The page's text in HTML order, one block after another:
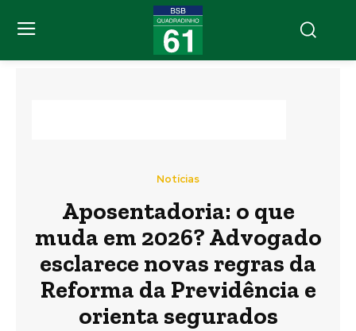
Notícias
Aposentadoria: o que
muda em 2026? Advogado
esclarece novas regras da
Reforma da Previdência e
orienta segurados